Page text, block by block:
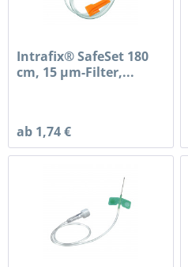
Intrafix® SafeSet 180
cm, 15 µm-Filter,...
ab 1,74 €